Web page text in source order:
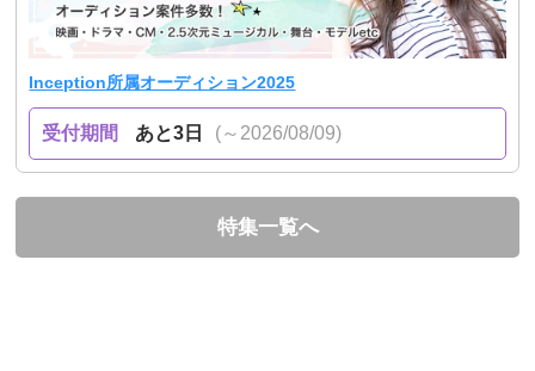
Inception所属オーディション2025
受付期間 あと3日 (～2026/08/09)
特集一覧へ